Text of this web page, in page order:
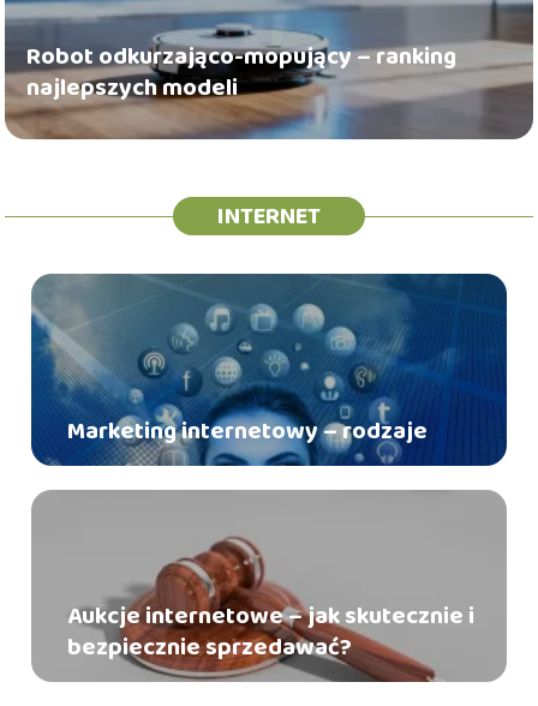
Robot odkurzająco-mopujący – ranking
najlepszych modeli
INTERNET
Marketing internetowy – rodzaje
Aukcje internetowe – jak skutecznie i
bezpiecznie sprzedawać?